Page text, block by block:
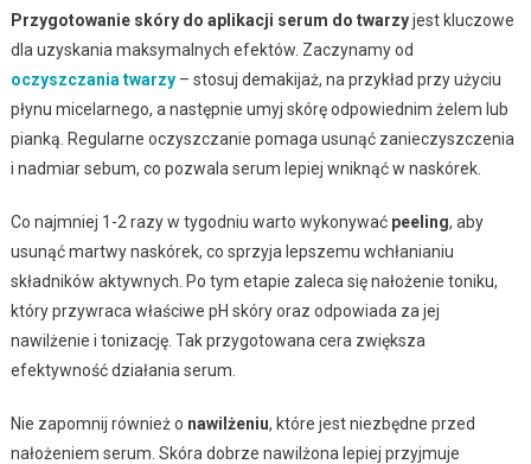
Przygotowanie skóry do aplikacji serum do twarzyjest kluczowe
dla uzyskania maksymalnych efektów. Zaczynamy od
oczyszczania twarzy– stosuj demakijaż, na przykład przy użyciu
płynu micelarnego, a następnie umyj skórę odpowiednim żelem lub
pianką. Regularne oczyszczanie pomaga usunąć zanieczyszczenia
i nadmiar sebum, co pozwala serum lepiej wniknąć w naskórek.
Co najmniej 1-2 razy w tygodniu warto wykonywać peeling, aby
usunąć martwy naskórek, co sprzyja lepszemu wchłanianiu
składników aktywnych. Po tym etapie zaleca się nałożenie toniku,
który przywraca właściwe pH skóry oraz odpowiada za jej
nawilżenie i tonizację. Tak przygotowana cera zwiększa
efektywność działania serum.
Nie zapomnij również o nawilżeniu, które jest niezbędne przed
nałożeniem serum. Skóra dobrze nawilżona lepiej przyjmuje